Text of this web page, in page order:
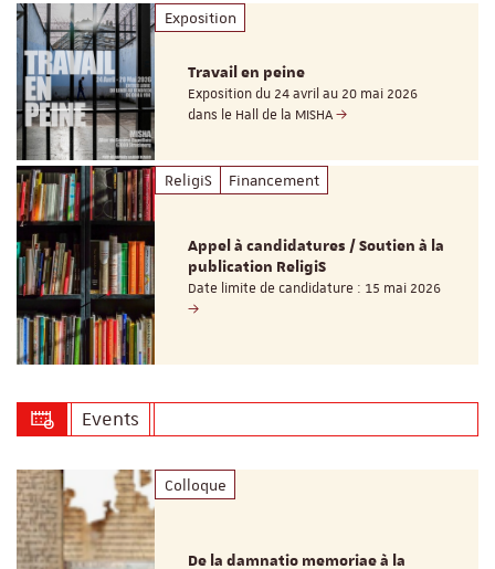
Exposition
Travail en peine
Exposition du 24 avril au 20 mai 2026
dans le Hall de la MISHA
ReligiS Financement
Appel à candidatures / Soutien à la
publication ReligiS
Date limite de candidature : 15 mai 2026
Events
Colloque
De la damnatio memoriae à la